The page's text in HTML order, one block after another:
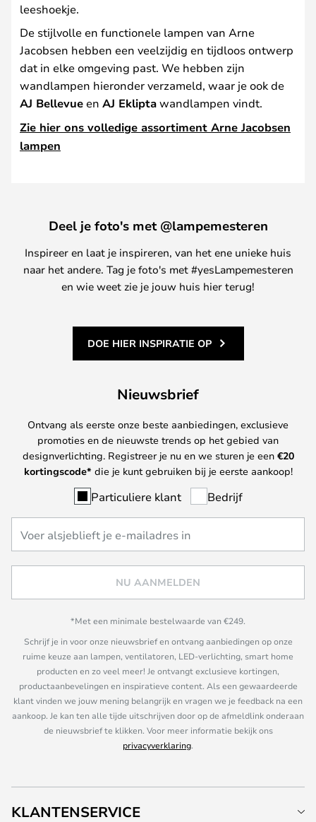
leeshoekje.
De stijlvolle en functionele lampen van Arne
Jacobsen hebben een veelzijdig en tijdloos ontwerp
dat in elke omgeving past. We hebben zijn
wandlampen hieronder verzameld, waar je ook de
AJ Bellevueen AJ Ekliptawandlampen vindt.
Zie hier ons volledige assortiment Arne Jacobsen
lampen
Deel je foto's met @lampemesteren
Inspireer en laat je inspireren, van het ene unieke huis
naar het andere. Tag je foto's met #yesLampemesteren
en wie weet zie je jouw huis hier terug!
DOE HIER INSPIRATIE OP
Nieuwsbrief
Ontvang als eerste onze beste aanbiedingen, exclusieve
promoties en de nieuwste trends op het gebied van
designverlichting. Registreer je nu en we sturen je een €20
kortingscode* die je kunt gebruiken bij je eerste aankoop!
Particuliere klant Bedrijf
NU AANMELDEN
*Met een minimale bestelwaarde van €249.
Schrijf je in voor onze nieuwsbrief en ontvang aanbiedingen op onze
ruime keuze aan lampen, ventilatoren, LED-verlichting, smart home
producten en zo veel meer! Je ontvangt exclusieve kortingen,
productaanbevelingen en inspiratieve content. Als een gewaardeerde
klant vinden we jouw mening belangrijk en vragen we je feedback na een
aankoop. Je kan ten alle tijde uitschrijven door op de afmeldlink onderaan
de nieuwsbrief te klikken. Voor meer informatie bekijk ons
privacyverklaring.
KLANTENSERVICE